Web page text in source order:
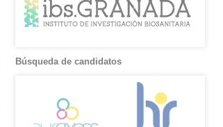
Búsqueda de candidatos